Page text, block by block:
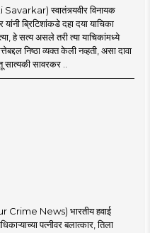
स्वातंत्र्यवीर विनायक
यांनी ब्रिटिशांकडे दहा दया याचिका
हे सत्य असले तरी त्या याचिकांमध्ये
निष्ठा व्यक्त केली नव्हती, असा दावा
सावरकर ..
Crime News) भारतीय हवाई
पत्नीवर बलात्कार, तिला